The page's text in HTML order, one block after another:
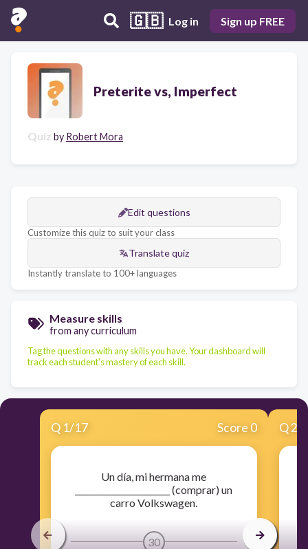
🇬🇧 Log in Sign up FREE
Preterite vs, Imperfect
Quiz by Robert Mora
Edit questions
Customize this quiz to suit your class
Translate quiz
Instantly translate to 100+ languages
Measure skills
from any curriculum
Tag the questions with any skills you have. Your dashboard will
track each student's mastery of each skill.
Q 1/17 Score 0
Un día, mi hermana me
_______________________ (comprar) un
carro Volkswagen.
30
Q2